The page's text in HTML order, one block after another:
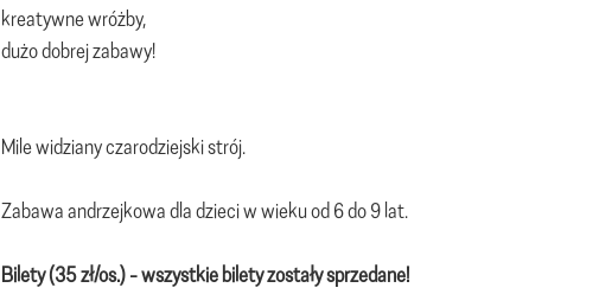
kreatywne wróżby,
dużo dobrej zabawy!
Mile widziany czarodziejski strój.
Zabawa andrzejkowa dla dzieci w wieku od 6 do 9 lat.
Bilety (35 zł/os.) - wszystkie bilety zostały sprzedane!